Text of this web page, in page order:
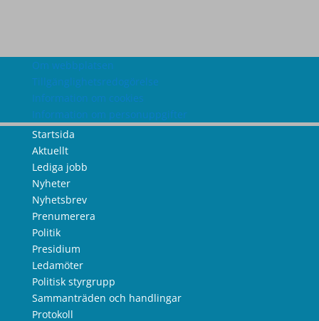
Om webbplatsen
Tillgänglighetsredogörelse
Information om cookies
Information om personuppgifter
Startsida
Aktuellt
Lediga jobb
Nyheter
Nyhetsbrev
Prenumerera
Politik
Presidium
Ledamöter
Politisk styrgrupp
Sammanträden och handlingar
Protokoll